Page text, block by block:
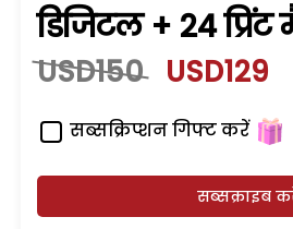
डिजिटल + 24
USD150 USD129
सब्सक्रिप्शन गिफ्ट करें
सब्सक्राइब